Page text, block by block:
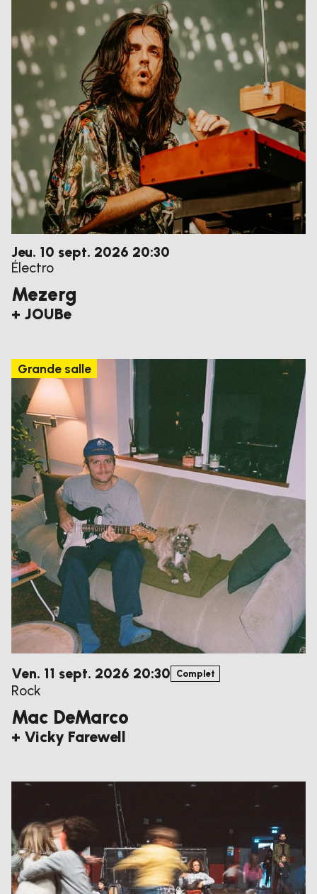
jeudi
Jeu. 10 septembre
sept. 2026 20:30
Électro
Mezerg
+ JOUBe
Grande salle
vendredi
Ven. 11 septembre
sept. 2026 20:30 Complet
Rock
Mac DeMarco
+ Vicky Farewell